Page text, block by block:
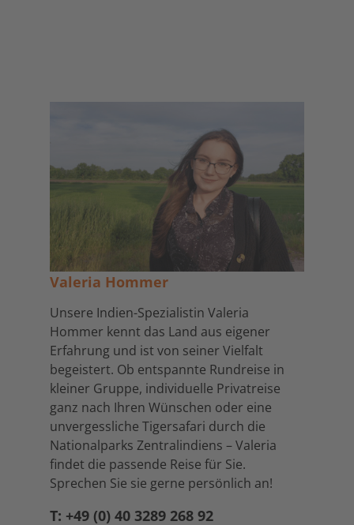
Valeria Hommer
Unsere Indien-Spezialistin Valeria
Hommer kennt das Land aus eigener
Erfahrung und ist von seiner Vielfalt
begeistert. Ob entspannte Rundreise in
kleiner Gruppe, individuelle Privatreise
ganz nach Ihren Wünschen oder eine
unvergessliche Tigersafari durch die
Nationalparks Zentralindiens – Valeria
findet die passende Reise für Sie.
Sprechen Sie sie gerne persönlich an!
T: +49 (0) 40 3289 268 92